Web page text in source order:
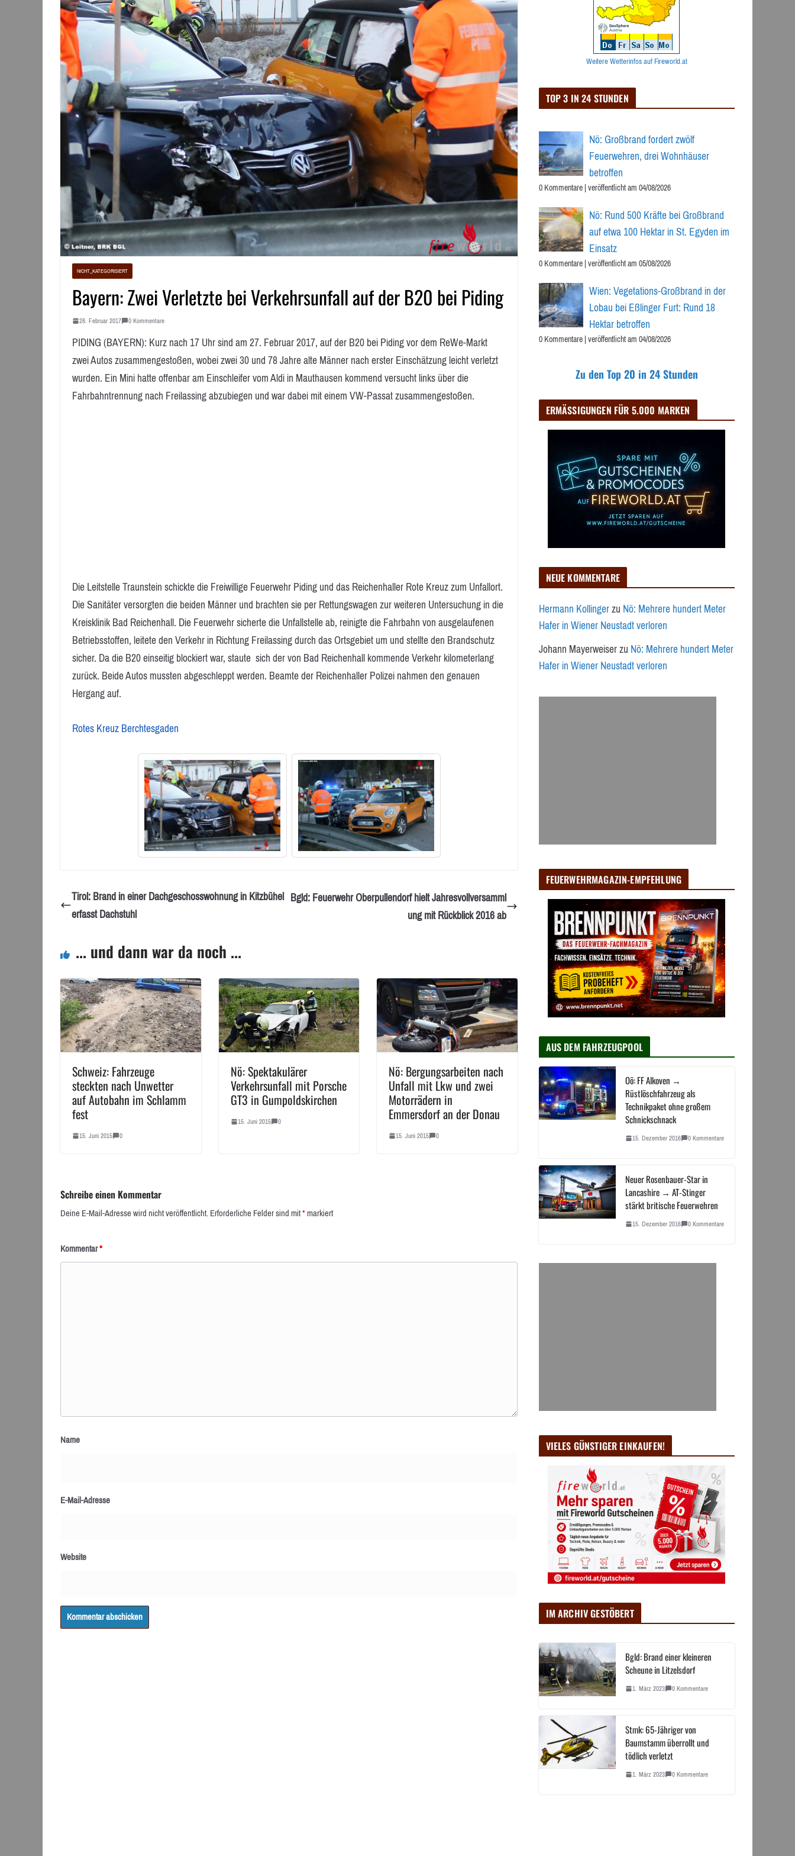
NICHT_KATEGORISIERT
Bayern: Zwei Verletzte bei Verkehrsunfall auf der B20 bei Piding
28. Februar 2017 0 Kommentare
PIDING (BAYERN): Kurz nach 17 Uhr sind am 27. Februar 2017, auf der B20 bei Piding vor dem ReWe-Markt
zwei Autos zusammengestoßen, wobei zwei 30 und 78 Jahre alte Männer nach erster Einschätzung leicht verletzt
wurden. Ein Mini hatte offenbar am Einschleifer vom Aldi in Mauthausen kommend versucht links über die
Fahrbahntrennung nach Freilassing abzubiegen und war dabei mit einem VW-Passat zusammengestoßen.
Die Leitstelle Traunstein schickte die Freiwillige Feuerwehr Piding und das Reichenhaller Rote Kreuz zum Unfallort.
Die Sanitäter versorgten die beiden Männer und brachten sie per Rettungswagen zur weiteren Untersuchung in die
Kreisklinik Bad Reichenhall. Die Feuerwehr sicherte die Unfallstelle ab, reinigte die Fahrbahn von ausgelaufenen
Betriebsstoffen, leitete den Verkehr in Richtung Freilassing durch das Ortsgebiet um und stellte den Brandschutz
sicher. Da die B20 einseitig blockiert war, staute sich der von Bad Reichenhall kommende Verkehr kilometerlang
zurück. Beide Autos mussten abgeschleppt werden. Beamte der Reichenhaller Polizei nahmen den genauen
Hergang auf.
Rotes Kreuz Berchtesgaden
Tirol: Brand in einer Dachgeschosswohnung in Kitzbühel
erfasst Dachstuhl
Bgld: Feuerwehr Oberpullendorf hielt Jahresvollversamml
ung mit Rückblick 2016 ab
... und dann war da noch ...
Schweiz: Fahrzeuge
steckten nach Unwetter
auf Autobahn im Schlamm
fest
15. Juni 2015 0
Nö: Spektakulärer
Verkehrsunfall mit Porsche
GT3 in Gumpoldskirchen
15. Juni 2015 0
Nö: Bergungsarbeiten nach
Unfall mit Lkw und zwei
Motorrädern in
Emmersdorf an der Donau
15. Juni 2015 0
Schreibe einen Kommentar
Deine E-Mail-Adresse wird nicht veröffentlicht.Erforderliche Felder sind mit*markiert
Kommentar*
Name
E-Mail-Adresse
Website
Weitere Wetterinfos auf Fireworld.at
TOP 3 IN 24 STUNDEN
Nö: Großbrand fordert zwölf
Feuerwehren, drei Wohnhäuser
betroffen
0 Kommentare|veröffentlicht am 04/08/2026
Nö: Rund 500 Kräfte bei Großbrand
auf etwa 100 Hektar in St. Egyden im
Einsatz
0 Kommentare|veröffentlicht am 05/08/2026
Wien: Vegetations-Großbrand in der
Lobau bei Eßlinger Furt: Rund 18
Hektar betroffen
0 Kommentare|veröffentlicht am 04/08/2026
Zu den Top 20 in 24 Stunden
ERMÄSSIGUNGEN FÜR 5.000 MARKEN
NEUE KOMMENTARE
Hermann KollingerzuNö: Mehrere hundert Meter
Hafer in Wiener Neustadt verloren
Johann MayerweiserzuNö: Mehrere hundert Meter
Hafer in Wiener Neustadt verloren
FEUERWEHRMAGAZIN-EMPFEHLUNG
AUS DEM FAHRZEUGPOOL
Oö: FF Alkoven →
Rüstlöschfahrzeug als
Technikpaket ohne großem
Schnickschnack
15. Dezember 2016 0 Kommentare
Neuer Rosenbauer-Star in
Lancashire → AT-Stinger
stärkt britische Feuerwehren
15. Dezember 2016 0 Kommentare
VIELES GÜNSTIGER EINKAUFEN!
IM ARCHIV GESTÖBERT
Bgld: Brand einer kleineren
Scheune in Litzelsdorf
1. März 2023 0 Kommentare
Stmk: 65-Jähriger von
Baumstamm überrollt und
tödlich verletzt
1. März 2023 0 Kommentare